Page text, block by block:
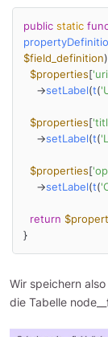
public static
$field_definition)
$properties[
    ->
setLabel(t(
$properties[
    ->
setLabel(t(
$properties[
    ->
setLabel(t(
return
}
Wir speichern
die Tabelle